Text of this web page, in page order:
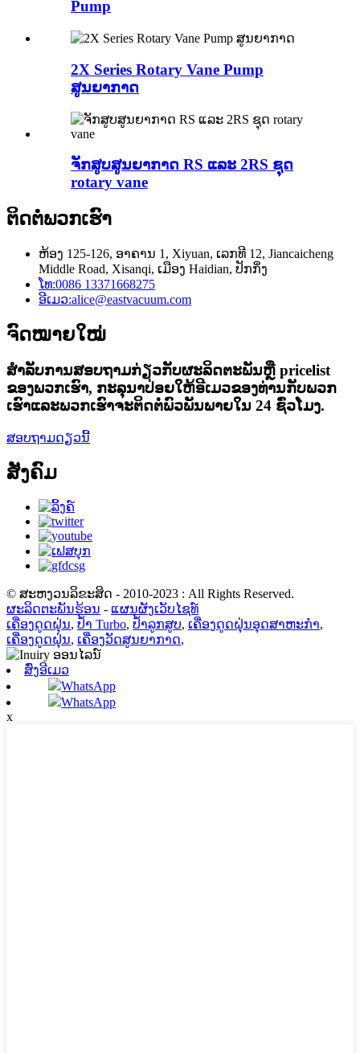
Pump
2X Series Rotary Vane Pump
ສູນຍາກາດ
ຈັກສູບສູນຍາກາດ RS ແລະ 2RS ຊຸດ
rotary vane
ຕິດ​ຕໍ່​ພວກ​ເຮົາ
ຫ້ອງ 125-126, ອາຄານ 1, Xiyuan, ເລກທີ 12, Jiancaicheng
Middle Road, Xisanqi, ເມືອງ Haidian, ປັກກິ່ງ
ໂທ:0086 13371668275
ອີເມວ:alice@eastvacuum.com
ຈົດໝາຍໃໝ່
ສໍາ​ລັບ​ການ​ສອບ​ຖາມ​ກ່ຽວ​ກັບ​ຜະ​ລິດ​ຕະ​ພັນ​ຫຼື pricelist
ຂອງ​ພວກ​ເຮົາ​, ກະ​ລຸ​ນາ​ປ່ອຍ​ໃຫ້​ອີ​ເມວ​ຂອງ​ທ່ານ​ກັບ​ພວກ​
ເຮົາ​ແລະ​ພວກ​ເຮົາ​ຈະ​ຕິດ​ຕໍ່​ພົວ​ພັນ​ພາຍ​ໃນ 24 ຊົ່ວ​ໂມງ​.
ສອບຖາມດຽວນີ້
ສັງຄົມ
© ສະຫງວນລິຂະສິດ - 2010-2023 : All Rights Reserved.
ຜະລິດຕະພັນຮ້ອນ - ແຜນຜັງເວັບໄຊທ໌
ເຄື່ອງດູດຝຸ່ນ, ປ້ຳ Turbo, ປ້ຳລູກສູບ, ເຄື່ອງດູດຝຸ່ນອຸດສາຫະກໍາ,
ເຄື່ອງດູດຝຸ່ນ, ເຄື່ອງວັດສູນຍາກາດ,
ສົ່ງອີເມວ
WhatsApp
WhatsApp
x